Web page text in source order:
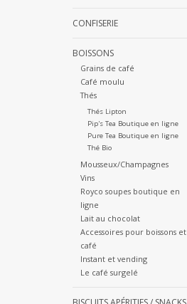
CONFISERIE
BOISSONS
Grains de café
Café moulu
Thés
Thés Lipton
Pip's Tea Boutique en ligne
Pure Tea Boutique en ligne
Thé Bio
Mousseux/Champagnes
Vins
Royco soupes boutique en
ligne
Lait au chocolat
Accessoires pour boissons et
café
Instant et vending
Le café surgelé